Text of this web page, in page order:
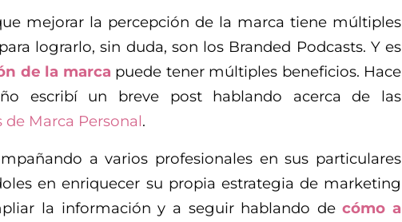
mejorar la percepción de la marca tiene múltiples
lograrlo, sin duda, son los Branded Podcasts. Y es
de la marca puede tener múltiples beneficios. Hace
escribí un breve post hablando acerca de las
de Marca Personal.
a varios profesionales en sus particulares
en enriquecer su propia estrategia de marketing
la información y a seguir hablando decómo a